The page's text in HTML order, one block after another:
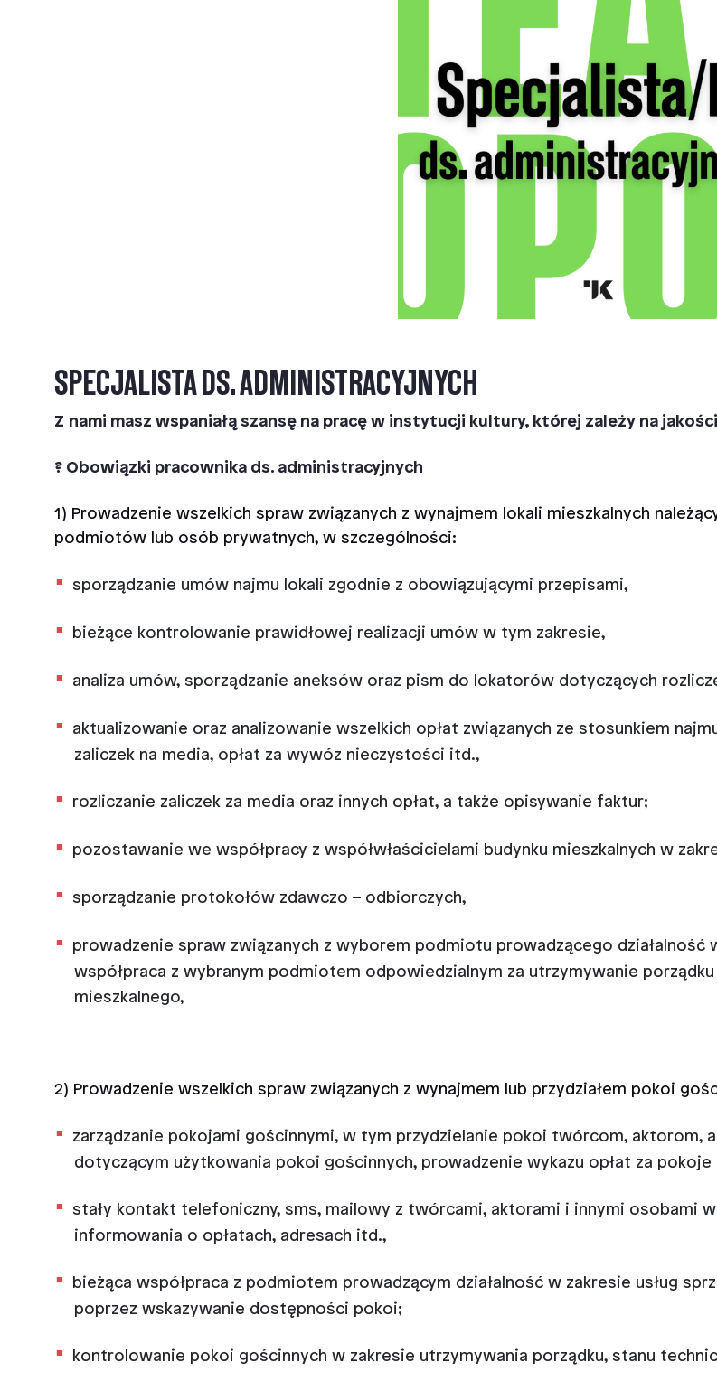
SPECJALISTA DS. ADMINISTRACYJNYCH
Z nami masz wspaniałą szansę na pracę w instytucji kultury, której zależy na
? Obowiązki pracownika ds. administracyjnych
1) Prowadzenie wszelkich spraw związanych z wynajmem lokali mieszkalnych
podmiotów lub osób prywatnych, w szczególności:
sporządzanie umów najmu lokali zgodnie z obowiązującymi przepisami,
bieżące kontrolowanie prawidłowej realizacji umów w tym zakresie,
analiza umów, sporządzanie aneksów oraz pism do lokatorów dotyczących
aktualizowanie oraz analizowanie wszelkich opłat związanych ze stosunkiem
zaliczek na media, opłat za wywóz nieczystości itd.,
rozliczanie zaliczek za media oraz innych opłat, a także opisywanie faktur;
pozostawanie we współpracy z współwłaścicielami budynku mieszkalnych w
sporządzanie protokołów zdawczo – odbiorczych,
prowadzenie spraw związanych z wyborem podmiotu prowadzącego działalność
współpraca z wybranym podmiotem odpowiedzialnym za utrzymywanie
mieszkalnego,
2) Prowadzenie wszelkich spraw związanych z wynajmem lub przydziałem pokoi
zarządzanie pokojami gościnnymi, w tym przydzielanie pokoi twórcom, aktorom,
dotyczącym użytkowania pokoi gościnnych, prowadzenie wykazu opłat za pokoje
stały kontakt telefoniczny, sms, mailowy z twórcami, aktorami i innymi osobami
informowania o opłatach, adresach itd.,
bieżąca współpraca z podmiotem prowadzącym działalność w zakresie usług
poprzez wskazywanie dostępności pokoi;
kontrolowanie pokoi gościnnych w zakresie utrzymywania porządku, stanu